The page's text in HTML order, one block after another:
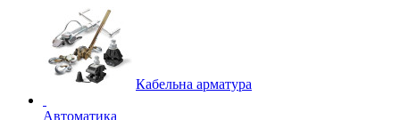
Кабельна арматура
Автоматика